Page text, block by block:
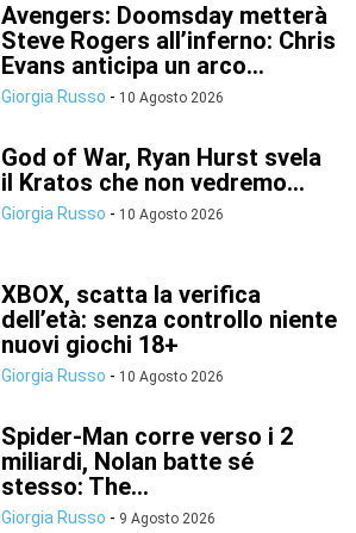
Avengers: Doomsday metterà
Steve Rogers all’inferno: Chris
Evans anticipa un arco...
Giorgia Russo - 10 Agosto 2026
God of War, Ryan Hurst svela
il Kratos che non vedremo...
Giorgia Russo - 10 Agosto 2026
XBOX, scatta la verifica
dell’età: senza controllo niente
nuovi giochi 18+
Giorgia Russo - 10 Agosto 2026
Spider-Man corre verso i 2
miliardi, Nolan batte sé
stesso: The...
Giorgia Russo - 9 Agosto 2026